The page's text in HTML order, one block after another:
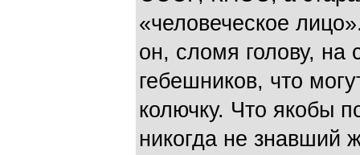
«человеческое
он, сломя голову, на
гебешников, что
колючку. Что якобы
никогда не знавший